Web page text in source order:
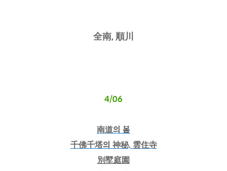
全南, 順川
4/06
南道의 봄
千佛千塔의 神秘, 雲住寺
別墅庭園